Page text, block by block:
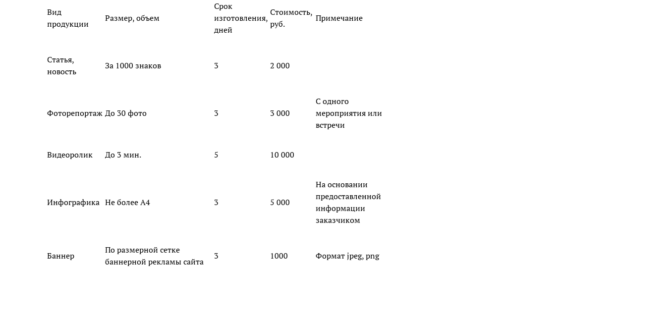
Вид
продукции
Размер, объем
Срок
изготовления,
дней
Стоимость,
руб.
Примечание
Статья,
новость
За 1000 знаков 3 2 000
Фоторепортаж До 30 фото 3 3 000
С одного
мероприятия или
встречи
Видеоролик До 3 мин. 5 10 000
Инфографика Не более А4 3 5 000
На основании
предоставленной
информации
заказчиком
Баннер
По размерной сетке
баннерной рекламы сайта
3 1000 Формат jpeg, png